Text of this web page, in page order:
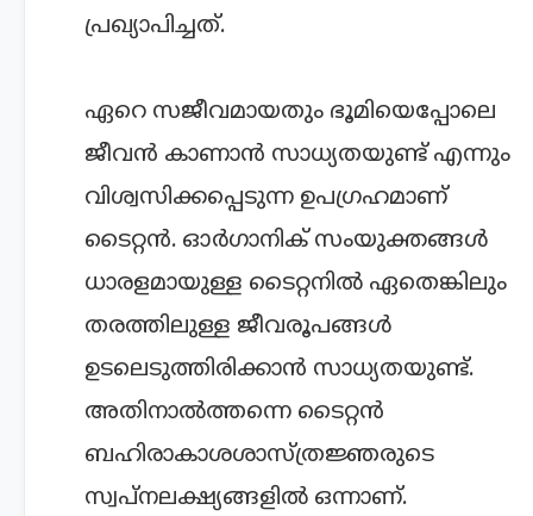
പ്രഖ്യാപിച്ചത്.
ഏറെ സജീവമായതും ഭൂമിയെപ്പോലെ
ജീവന്‍ കാണാന്‍ സാധ്യതയുണ്ട് എന്നും
വിശ്വസിക്കപ്പെടുന്ന ഉപഗ്രഹമാണ്
ടൈറ്റന്‍. ഓര്‍ഗാനിക് സംയുക്തങ്ങള്‍
ധാരളമായുള്ള ടൈറ്റനില്‍ ഏതെങ്കിലും
തരത്തിലുള്ള ജീവരൂപങ്ങള്‍
ഉടലെടുത്തിരിക്കാന്‍ സാധ്യതയുണ്ട്.
അതിനാല്‍ത്തന്നെ ടൈറ്റന്‍
ബഹിരാകാശശാസ്ത്രജ്ഞരുടെ
സ്വപ്നലക്ഷ്യങ്ങളില്‍ ഒന്നാണ്.